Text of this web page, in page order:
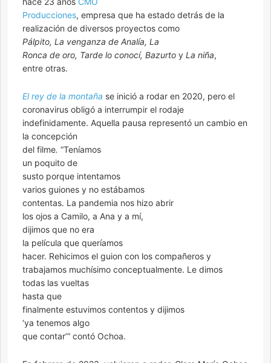
Producciones, empresa que ha estado detrás de la
realización de diversos proyectos como
Pálpito, La venganza de Analía, La
Ronca de oro, Tarde lo conocí, Bazurto y La niña,
entre otras.
El rey de la montaña se inició a rodar en 2020, pero el
coronavirus obligó a interrumpir el rodaje
indefinidamente. Aquella pausa representó un cambio en
la concepción
del filme. “Teníamos
un poquito de
susto porque intentamos
varios guiones y no estábamos
contentas. La pandemia nos hizo abrir
los ojos a Camilo, a Ana y a mí,
dijimos que no era
la película que queríamos
hacer. Rehicimos el guion con los compañeros y
trabajamos muchísimo conceptualmente. Le dimos
todas las vueltas
hasta que
finalmente estuvimos contentos y dijimos
‘ya tenemos algo
que contar’” contó Ochoa.